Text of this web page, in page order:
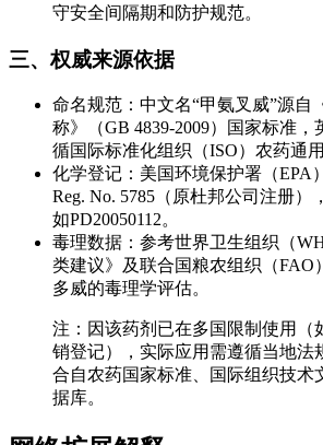
守安全间隔期和防护规范。
三、权威来源依据
命名规范：中文名“甲氨叉威”源自
称》（GB 4839-2009）国家标准，
循国际标准化组织（ISO）农药通用
化学登记：美国环境保护署（EPA
Reg. No. 5785（原杜邦公司注册）
如PD20050112。
毒理数据：参考世界卫生组织（
类建议》及联合国粮农组织（FAO
多威的毒理学评估。
注：因该药剂已在多国限制使用（
销登记），实际应用需遵循当地法
合自农药国家标准、国际组织技术
据库。